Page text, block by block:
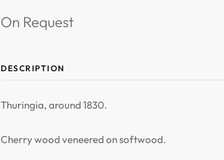
On Request
DESCRIPTION
Thuringia, around 1830.
Cherry wood veneered on softwood.